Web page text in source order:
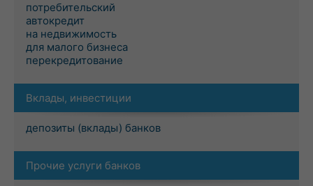
потребительский
автокредит
на недвижимость
для малого бизнеса
перекредитование
Вклады, инвестиции
депозиты (вклады) банков
Прочие услуги банков